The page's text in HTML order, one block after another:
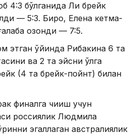
4:3 бўлганида Ли брейк
— 5:3. Бироқ, Елена кетма-
қозонди — 7:5.
этган ўйинда Рибакина 6 та
ва 2 та эйсни қўлга
(4 та брейк-пойнт) билан
финалга чиқиш учун
россиялик Людмила
эгаллаган австралиялик